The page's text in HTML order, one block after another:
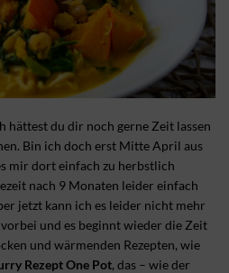
hättest du dir noch gerne Zeit lassen
Bin ich doch erst Mitte April aus
mir dort einfach zu herbstlich
nach 9 Monaten leider einfach
jetzt kann ich es leider nicht mehr
und es beginnt wieder die Zeit
und wärmenden Rezepten, wie
Rezept One Pot, das – wie der